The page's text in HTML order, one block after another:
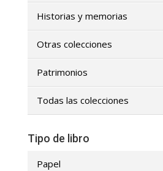
Historias y memorias
Otras colecciones
Patrimonios
Todas las colecciones
Tipo de libro
Papel